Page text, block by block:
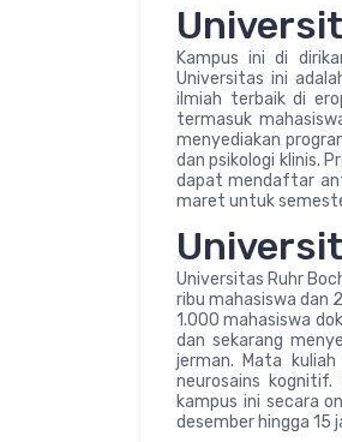
Kampus ini di
Universitas ini
ilmiah terbaik di
termasuk
menyediakan
dan psikologi klinis.
dapat mendaftar
maret untuk
Universitas Ruhr
ribu mahasiswa dan
1.000 mahasiswa
dan sekarang
jerman. Mata
neurosains
kampus ini secara
desember hingga 15